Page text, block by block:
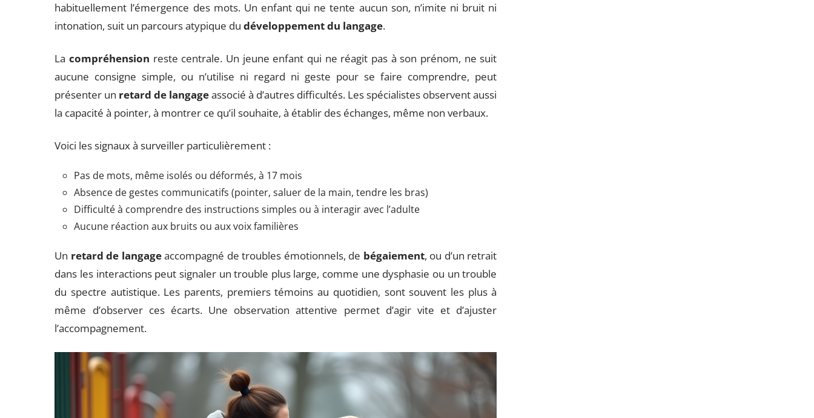
habituellement l’émergence des mots. Un enfant qui ne tente aucun son, n’imite ni bruit ni
intonation, suit un parcours atypique dudéveloppement du langage.
Lacompréhension reste centrale. Un jeune enfant qui ne réagit pas à son prénom, ne suit
aucune consigne simple, ou n’utilise ni regard ni geste pour se faire comprendre, peut
présenter un retard de langageassocié à d’autres difficultés. Les spécialistes observent aussi
la capacité à pointer, à montrer ce qu’il souhaite, à établir des échanges, même non verbaux.
Voici les signaux à surveiller particulièrement :
Pas de mots, même isolés ou déformés, à 17 mois
Absence de gestes communicatifs (pointer, saluer de la main, tendre les bras)
Difficulté à comprendre des instructions simples ou à interagir avec l’adulte
Aucune réaction aux bruits ou aux voix familières
Un retard de langageaccompagné de troubles émotionnels, de bégaiement, ou d’un retrait
dans les interactions peut signaler un trouble plus large, comme une dysphasie ou un trouble
du spectre autistique. Les parents, premiers témoins au quotidien, sont souvent les plus à
même d’observer ces écarts. Une observation attentive permet d’agir vite et d’ajuster
l’accompagnement.